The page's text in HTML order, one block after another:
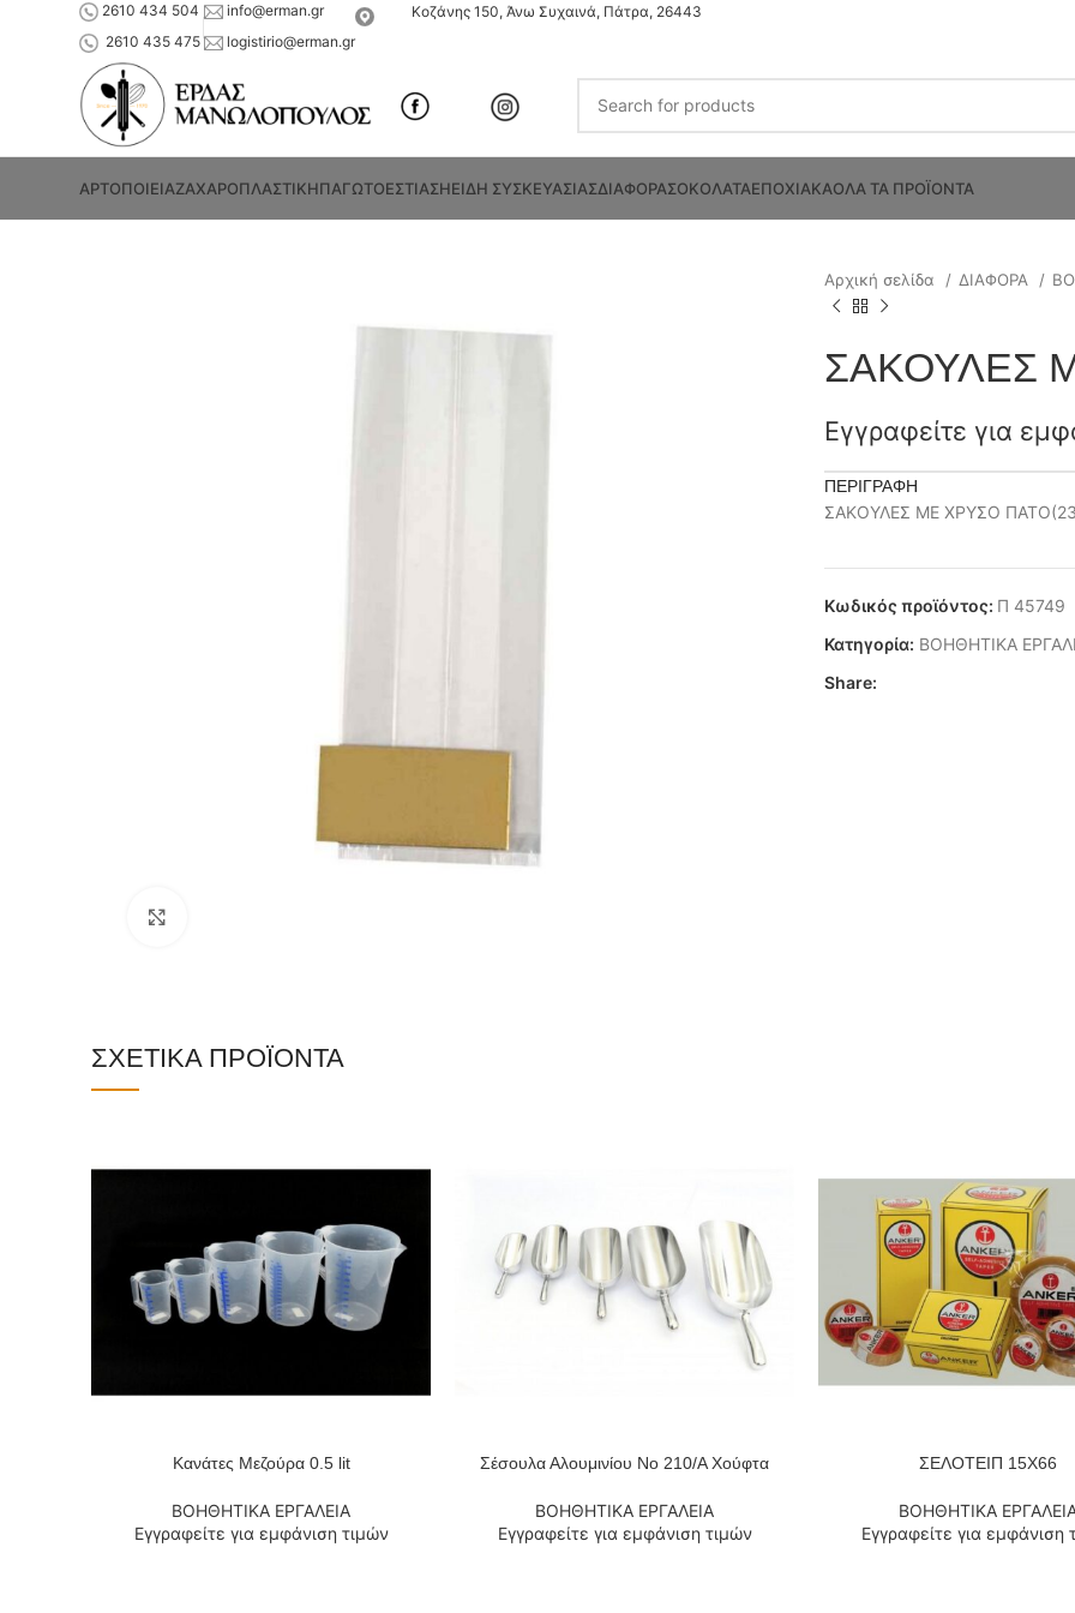
2610 434 504
2610 435 475
info@erman.gr
logistirio@erman.gr
Κοζάνης 150, Άνω Συχαινά, Πάτρα, 26443
ΑΡΤΟΠΟΙΕΙΑΖΑΧΑΡΟΠΛΑΣΤΙΚΗΠΑΓΩΤΟΕΣΤΙΑΣΗΕΙΔΗ ΣΥΣΚΕΥΑΣΙΑΣΔΙΑΦΟΡΑΣΟΚΟΛΑΤΑΕΠΟΧΙΑΚΑΟΛΑ ΤΑ ΠΡΟΪΟΝΤΑ
Αρχική σελίδα ΔΙΑΦΟΡΑ
ΣΑΚΟΥΛΕΣ
Εγγραφείτε για
ΠΕΡΙΓΡΑΦΉ
ΣΑΚΟΥΛΕΣ ΜΕ ΧΡΥΣΟ
Κωδικός προϊόντος: Π 45749
Κατηγορία: ΒΟΗΘΗΤΙΚΑ
Share:
ΣΧΕΤΙΚΆ ΠΡΟΪΌΝΤΑ
ΔΙΑΒΆΣΤΕ ΠΕΡΙΣΣΌΤΕΡΑ
Κανάτες Μεζούρα 0.5 lit
ΒΟΗΘΗΤΙΚΑ ΕΡΓΑΛΕΙΑ
Εγγραφείτε για εμφάνιση τιμών
ΔΙΑΒΆΣΤΕ ΠΕΡΙΣΣΌΤΕΡΑ
Σέσουλα Αλουμινίου No 210/A Χούφτα
ΒΟΗΘΗΤΙΚΑ ΕΡΓΑΛΕΙΑ
Εγγραφείτε για εμφάνιση τιμών
ΔΙΑΒΆΣΤΕ ΠΕΡΙΣΣΌΤΕΡΑ
ΣΕΛΟΤΕΙΠ 15Χ66
ΒΟΗΘΗΤΙΚΑ
Εγγραφείτε για εμφάνιση